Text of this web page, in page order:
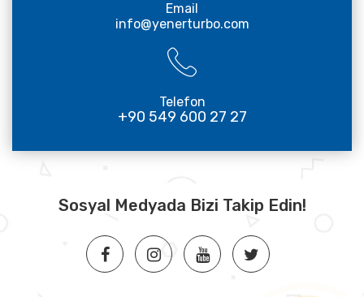
Email
info@yenerturbo.com
Telefon
+90 549 600 27 27
Sosyal Medyada Bizi Takip Edin!